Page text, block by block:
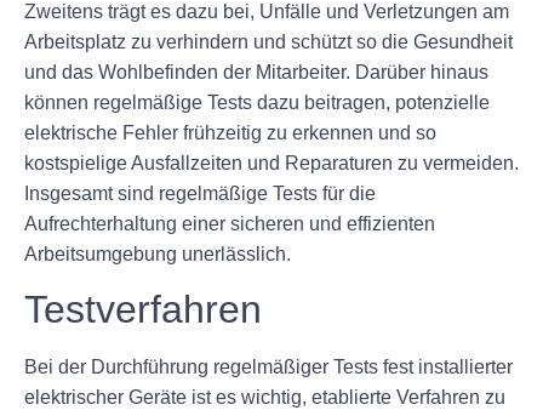
Zweitens trägt es dazu bei, Unfälle und Verletzungen am
Arbeitsplatz zu verhindern und schützt so die Gesundheit
und das Wohlbefinden der Mitarbeiter. Darüber hinaus
können regelmäßige Tests dazu beitragen, potenzielle
elektrische Fehler frühzeitig zu erkennen und so
kostspielige Ausfallzeiten und Reparaturen zu vermeiden.
Insgesamt sind regelmäßige Tests für die
Aufrechterhaltung einer sicheren und effizienten
Arbeitsumgebung unerlässlich.
Testverfahren
Bei der Durchführung regelmäßiger Tests fest installierter
elektrischer Geräte ist es wichtig, etablierte Verfahren zu